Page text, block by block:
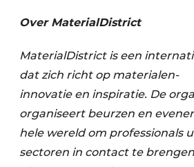
Over MaterialDistrict
MaterialDistrict is een
dat zich richt op materialen-
innovatie en inspiratie. De
organiseert beurzen en
hele wereld om professionals
sectoren in contact te